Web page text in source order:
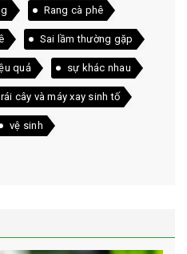
Rang cà phê
Sai lầm thường gặp
quả sự khác nhau
cây và máy xay sinh tố
vệ sinh